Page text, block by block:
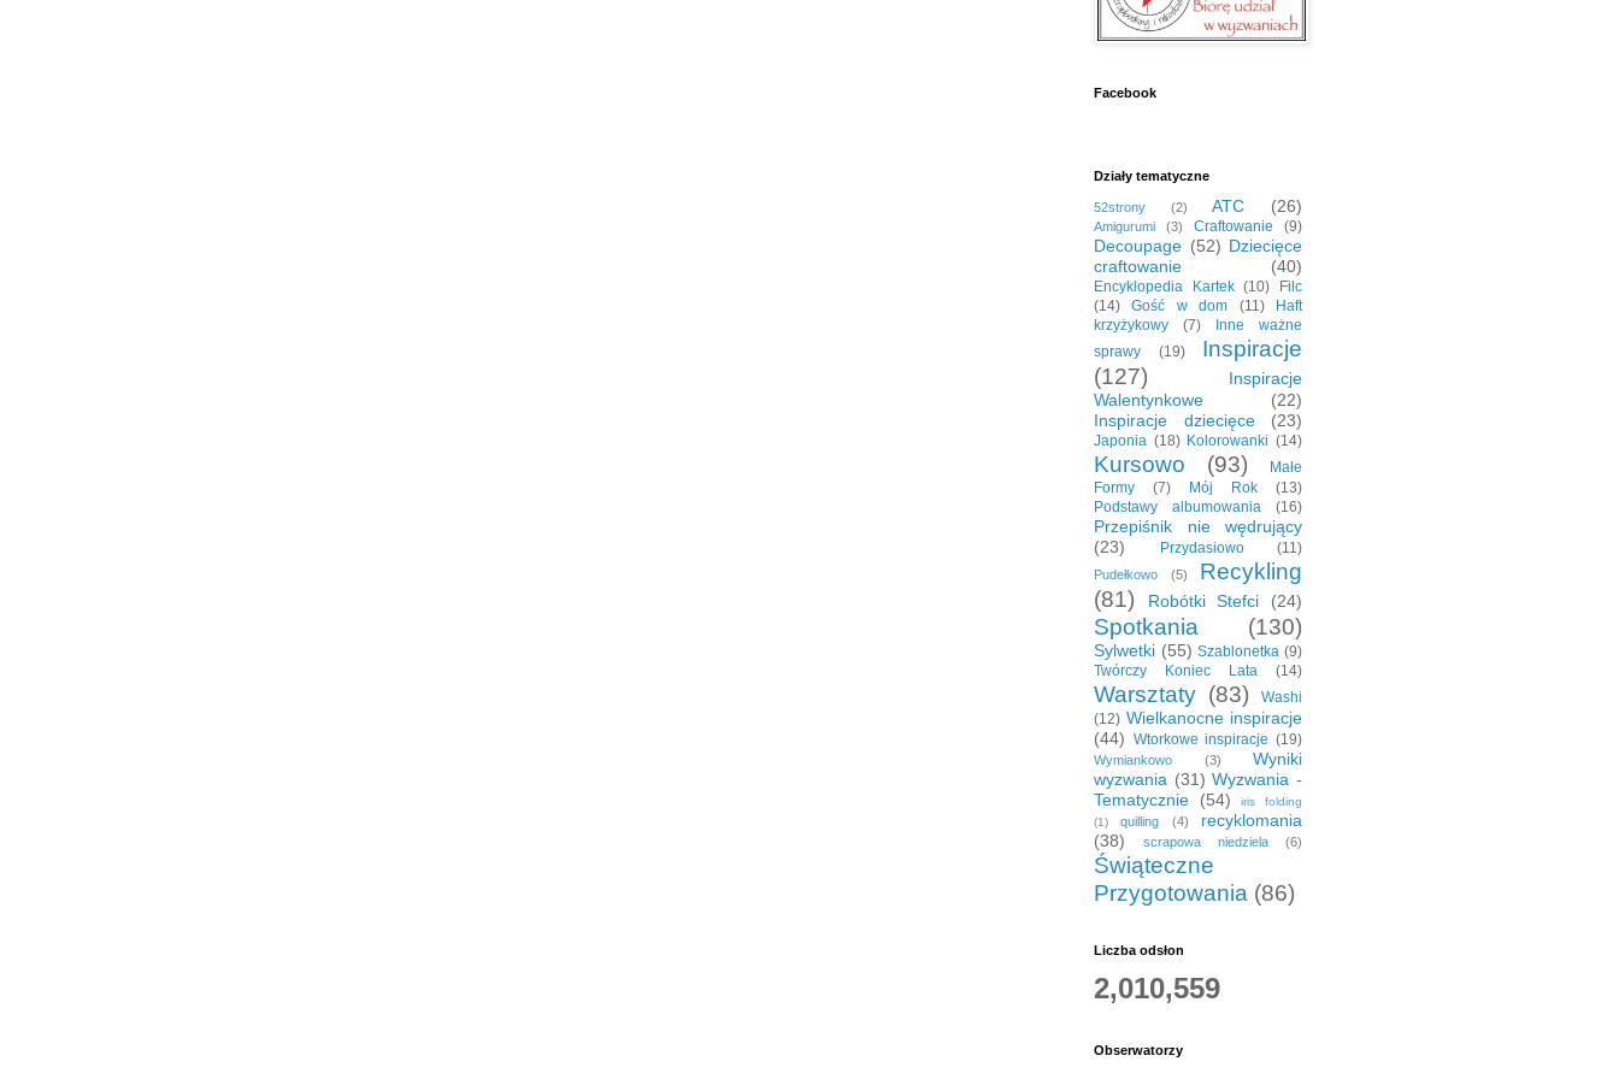
Facebook
Działy tematyczne
52strony (2) ATC (26)
Amigurumi (3) Craftowanie (9)
Decoupage (52) Dziecięce
craftowanie
(40)
Encyklopedia Kartek (10)
Filc
(14)
Gość w dom (11)
Haft
krzyżykowy
(7)
Inne ważne
sprawy
(19)
Inspiracje
(127)
Inspiracje
Walentynkowe
(22)
Inspiracje dziecięce
(23)
Japonia (18) Kolorowanki (14)
Kursowo (93)
Małe
Formy
(7) Mój Rok
(13)
Podstawy albumowania
(16)
Przepiśnik nie wędrujący
(23)
Przydasiowo (11)
Pudełkowo (5)
Recykling
(81)
Robótki Stefci (24)
Spotkania (130)
Sylwetki (55) Szablonetka (9)
Twórczy Koniec Lata
(14)
Warsztaty (83)
Washi
(12) Wielkanocne inspiracje
(44) Wtorkowe inspiracje (19)
Wymiankowo (3)
Wyniki
wyzwania (31) Wyzwania -
Tematycznie
(54)
iris folding
(1)
quilling (4)
recyklomania
(38)
scrapowa niedziela (6)
Świąteczne
Przygotowania (86)
Liczba odsłon
2,010,559
Obserwatorzy